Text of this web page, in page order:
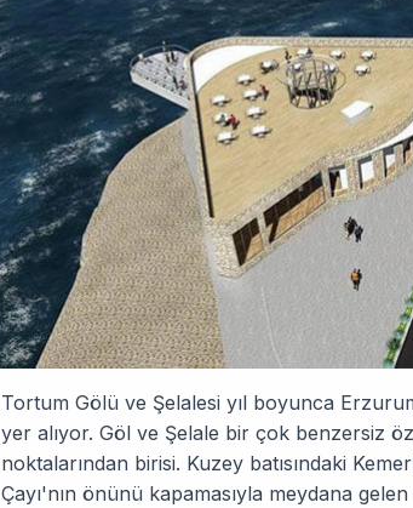
Tortum Gölü ve Şelalesi yıl boyunca
yer alıyor. Göl ve Şelale bir çok benzersiz
noktalarından birisi. Kuzey batısındaki
Çayı'nın önünü kapamasıyla meydana